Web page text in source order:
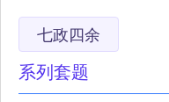
七政四余
系列套题